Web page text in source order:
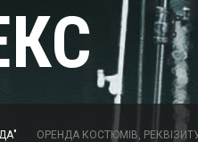
ОРЕНДА КОСТЮМІВ,